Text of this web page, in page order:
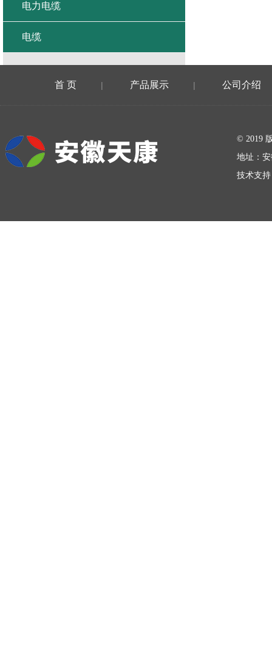
电力电缆
电缆
首 页 | 产品展示 | 公司介绍
© 2019
地址：
技术支